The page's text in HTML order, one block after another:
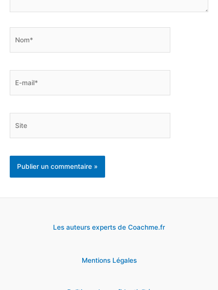
Les auteurs experts de Coachme.fr
Mentions Légales